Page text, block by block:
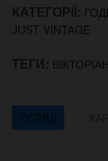
КАТЕГОРІЇ:
JUST VINTAGE
ТЕГИ: ВІКТОРІАН
ОГЛЯД